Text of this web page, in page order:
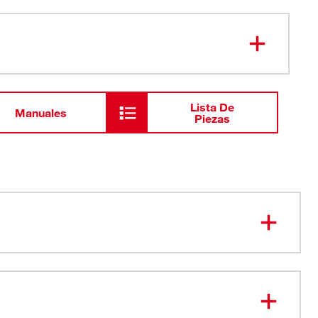
Manuales
Lista De
Piezas